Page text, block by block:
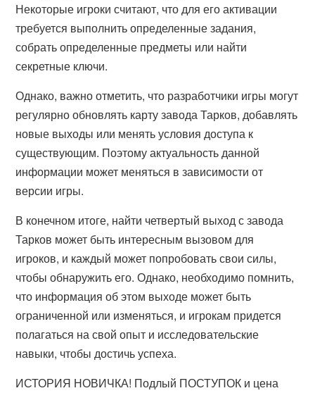
Некоторые игроки считают, что для его активации
требуется выполнить определенные задания,
собрать определенные предметы или найти
секретные ключи.
Однако, важно отметить, что разработчики игры могут
регулярно обновлять карту завода Тарков, добавлять
новые выходы или менять условия доступа к
существующим. Поэтому актуальность данной
информации может меняться в зависимости от
версии игры.
В конечном итоге, найти четвертый выход с завода
Тарков может быть интересным вызовом для
игроков, и каждый может попробовать свои силы,
чтобы обнаружить его. Однако, необходимо помнить,
что информация об этом выходе может быть
ограниченной или изменяться, и игрокам придется
полагаться на свой опыт и исследовательские
навыки, чтобы достичь успеха.
ИСТОРИЯ НОВИЧКА! Подлый ПОСТУПОК и цена